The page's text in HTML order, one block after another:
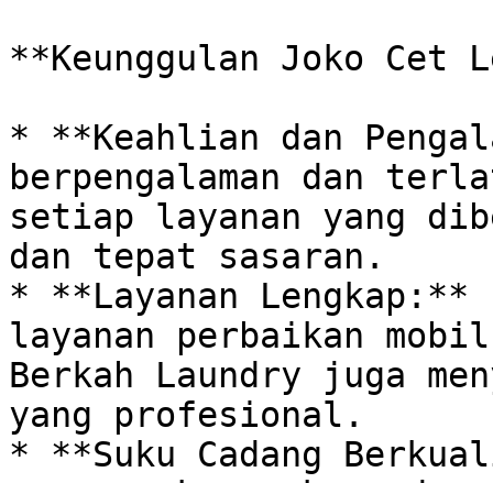
**Keunggulan Joko Cet
* **Keahlian dan
berpengalaman dan
setiap layanan yang
dan tepat sasaran.
* **Layanan Lengkap:**
layanan perbaikan
Berkah Laundry juga
yang profesional.
* **Suku Cadang